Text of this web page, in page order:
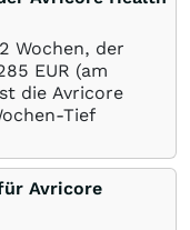
Wochen, der
EUR (am
die Avricore
Tief
Avricore